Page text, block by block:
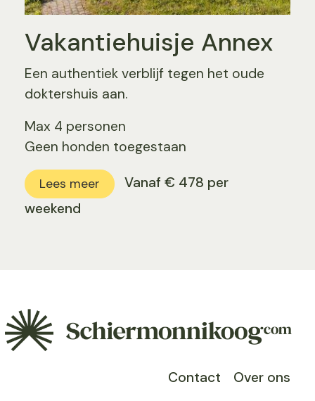
Vakantiehuisje Annex
Een authentiek verblijf tegen het oude
doktershuis aan.
Max 4 personen
Geen honden toegestaan
Lees meer
Vanaf € 478 per
weekend
Contact Over ons